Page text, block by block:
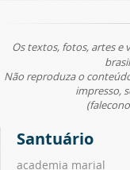
Os textos, fotos, artes e
Não reproduza o
impresso,
Santuário
academia marial